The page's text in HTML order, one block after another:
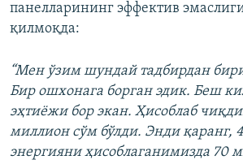
панелларининг эффектив
қилмоқда:
“Мен ўзим шундай тадбирдан
Бир ошхонага борган эдик. Беш
эҳтиёжи бор экан. Ҳисоблаб
миллион сўм бўлди. Энди қаранг,
энергияни ҳисоблаганимизда 70